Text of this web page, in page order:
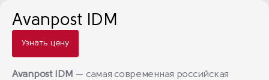
Avanpost IDM
Узнать цену
Avanpost IDM — самая современная российская